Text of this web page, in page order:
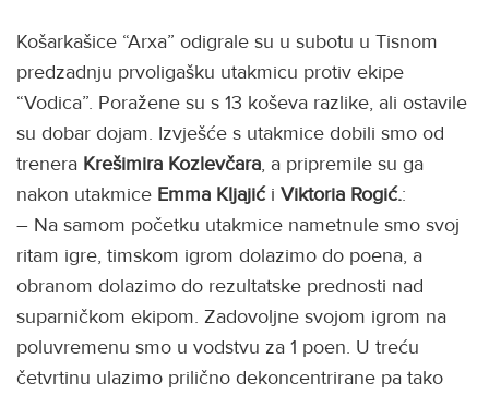
Košarkašice “Arxa” odigrale su u subotu u Tisnom
predzadnju prvoligašku utakmicu protiv ekipe
“Vodica”. Poražene su s 13 koševa razlike, ali ostavile
su dobar dojam. Izvješće s utakmice dobili smo od
trenera Krešimira Kozlevčara, a pripremile su ga
nakon utakmice Emma Kljajić i Viktoria Rogić.:
– Na samom početku utakmice nametnule smo svoj
ritam igre, timskom igrom dolazimo do poena, a
obranom dolazimo do rezultatske prednosti nad
suparničkom ekipom. Zadovoljne svojom igrom na
poluvremenu smo u vodstvu za 1 poen. U treću
četvrtinu ulazimo prilično dekoncentrirane pa tako